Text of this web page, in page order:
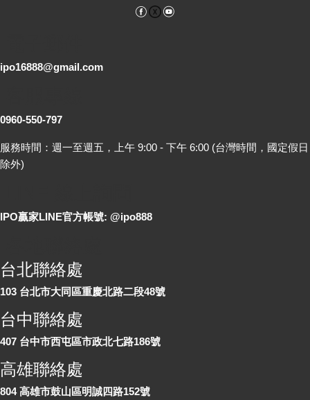
Facebook
ipo16888@gmail.com
0960-550-797
服務時間：週一至週五，上午 9:00 - 下午 6:00 (台灣時間，國定假日
除外)
IPO贏家LINE官方帳號: @ipo888
台北聯絡處
103 台北市大同區重慶北路二段48號
台中聯絡處
407 台中市西屯區市政北七路186號
高雄聯絡處
804 高雄市鼓山區明誠四路152號